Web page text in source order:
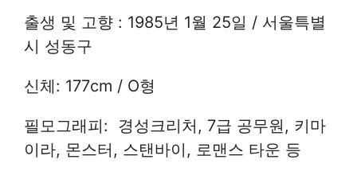
출생 및 고향 : 1985년 1월 25일 / 서울특별
시 성동구
신체: 177cm / O형
필모그래피: 경성크리처, 7급 공무원, 키마
이라, 몬스터, 스탠바이, 로맨스 타운 등